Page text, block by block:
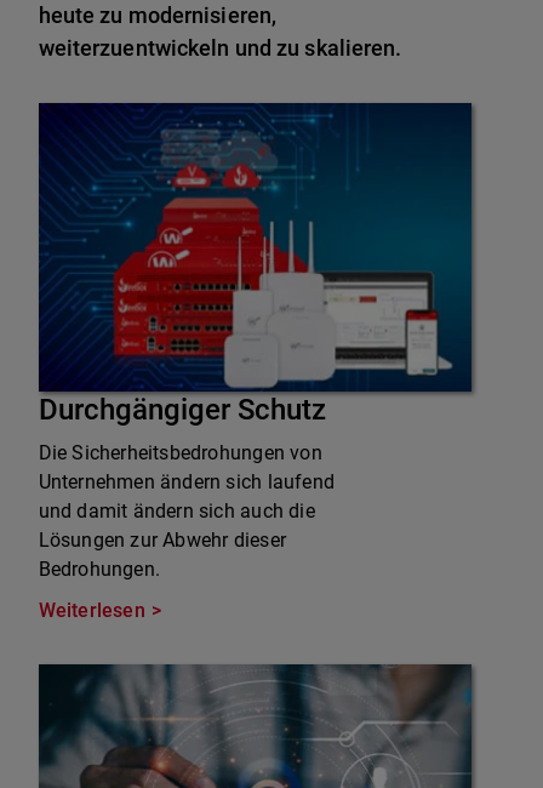
heute zu modernisieren,
weiterzuentwickeln und zu skalieren.
Durchgängiger Schutz
Die Sicherheitsbedrohungen von
Unternehmen ändern sich laufend
und damit ändern sich auch die
Lösungen zur Abwehr dieser
Bedrohungen.
Weiterlesen